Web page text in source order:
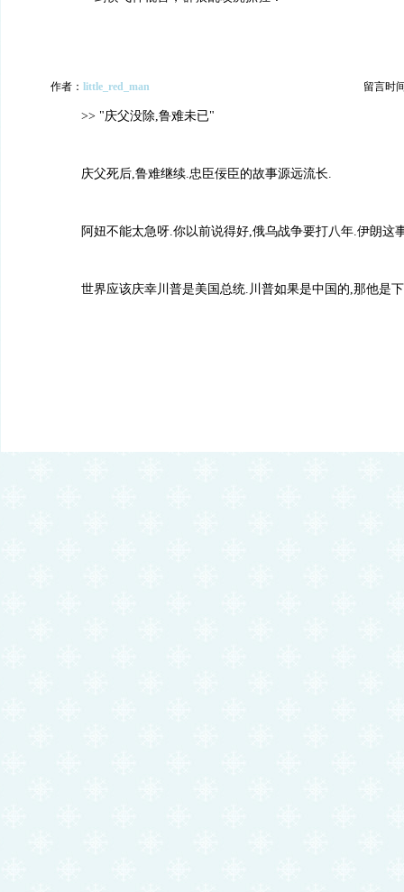
作者： little_red_man 留言时
>> "庆父没除,鲁难未已"
庆父死后,鲁难继续.忠臣佞臣的故事源远流长.
阿妞不能太急呀.你以前说得好,俄乌战争要打八年.伊朗这
世界应该庆幸川普是美国总统.川普如果是中国的,那他是